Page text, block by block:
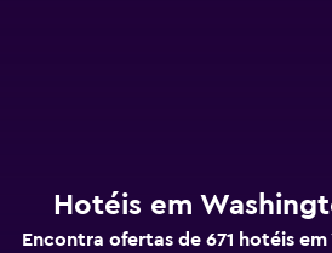
Hotéis em
Encontra ofertas de 671 hotéis em